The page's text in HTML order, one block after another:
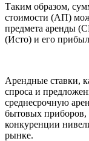
Таким образом,
стоимости (АП)
предмета аренды
(Исто) и его
Арендные ставки,
спроса и
среднесрочную
бытовых приборов,
конкуренции
рынке.